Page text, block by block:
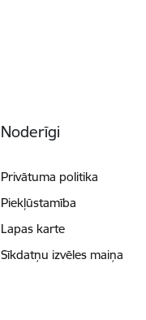
Noderīgi
Privātuma politika
Piekļūstamība
Lapas karte
Sīkdatņu izvēles maiņa